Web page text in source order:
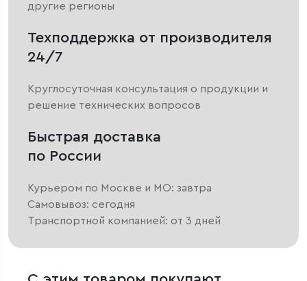
другие регионы
Техподдержка от производителя
24/7
Круглосуточная консультация о продукции и
решение технических вопросов
Быстрая доставка
по России
Курьером по Москве и МО: завтра
Самовывоз: сегодня
Транспортной компанией: от 3 дней